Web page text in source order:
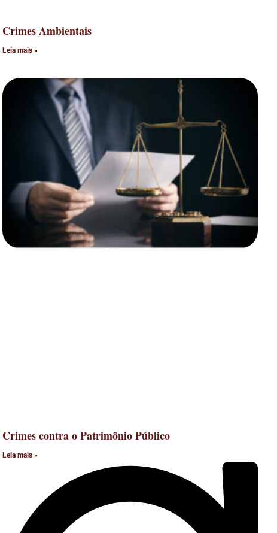
Crimes Ambientais
Leia mais »
Crimes contra o Patrimônio Público
Leia mais »